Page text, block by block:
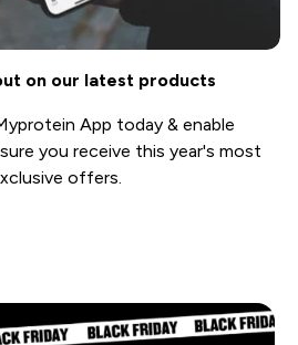
on our latest products
App today & enable
you receive this year's most
offers.